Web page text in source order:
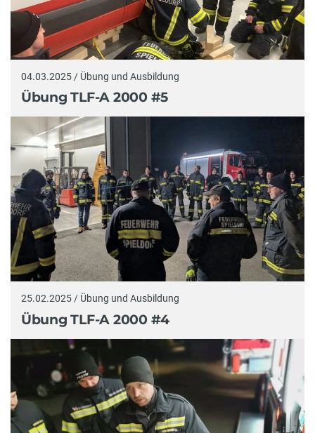
04.03.2025 / Übung und Ausbildung
Übung TLF-A 2000 #5
25.02.2025 / Übung und Ausbildung
Übung TLF-A 2000 #4